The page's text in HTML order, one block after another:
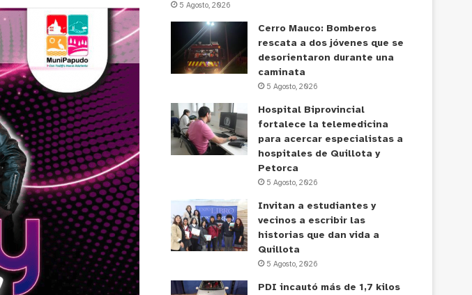
5 Agosto, 2026
Cerro Mauco: Bomberos
rescata a dos jóvenes que se
desorientaron durante una
caminata
5 Agosto, 2026
Hospital Biprovincial
fortalece la telemedicina
para acercar especialistas a
hospitales de Quillota y
Petorca
5 Agosto, 2026
Invitan a estudiantes y
vecinos a escribir las
historias que dan vida a
Quillota
5 Agosto, 2026
PDI incautó más de 1,7 kilos